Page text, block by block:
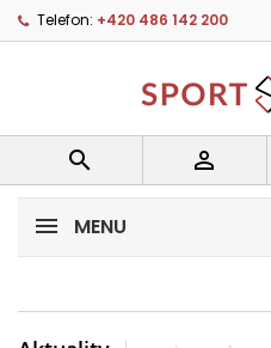
Telefon: +420 486 142 200
 
MENU